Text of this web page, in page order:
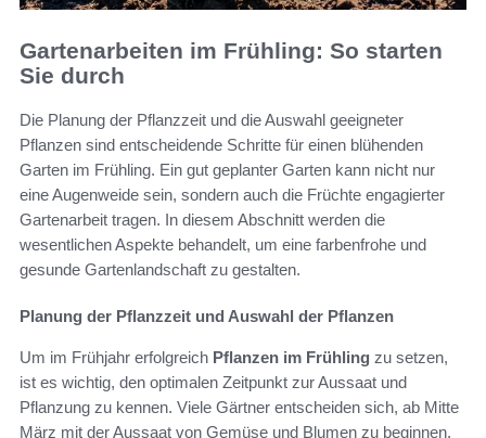
Gartenarbeiten im Frühling: So starten
Sie durch
Die Planung der Pflanzzeit und die Auswahl geeigneter
Pflanzen sind entscheidende Schritte für einen blühenden
Garten im Frühling. Ein gut geplanter Garten kann nicht nur
eine Augenweide sein, sondern auch die Früchte engagierter
Gartenarbeit tragen. In diesem Abschnitt werden die
wesentlichen Aspekte behandelt, um eine farbenfrohe und
gesunde Gartenlandschaft zu gestalten.
Planung der Pflanzzeit und Auswahl der Pflanzen
Um im Frühjahr erfolgreich Pflanzen im Frühling zu setzen,
ist es wichtig, den optimalen Zeitpunkt zur Aussaat und
Pflanzung zu kennen. Viele Gärtner entscheiden sich, ab Mitte
März mit der Aussaat von Gemüse und Blumen zu beginnen.